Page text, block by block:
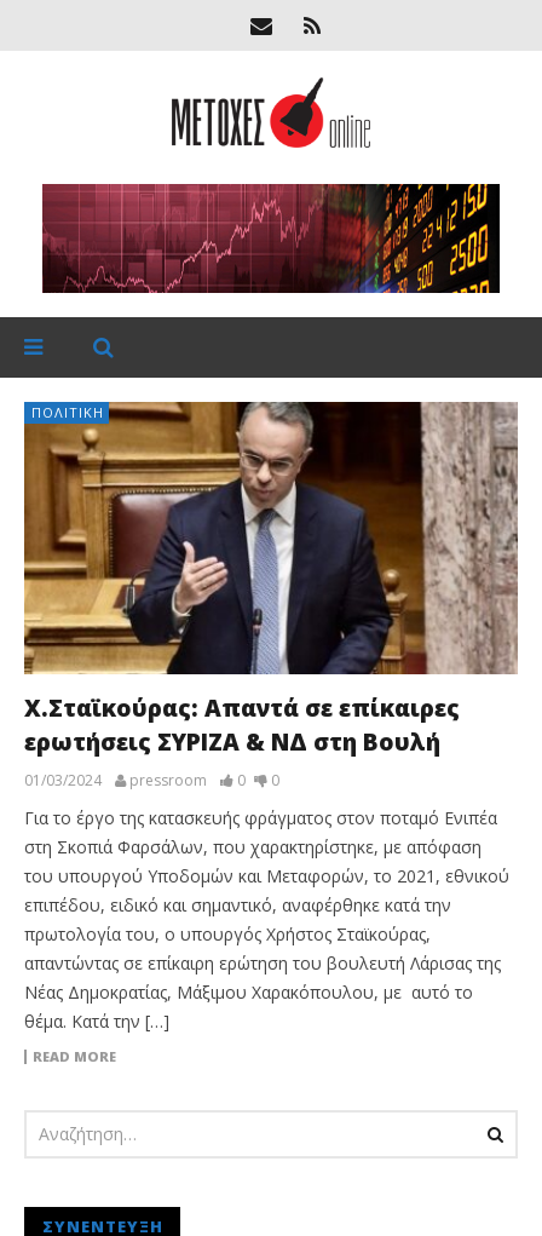
ΠΟΛΙΤΙΚΉ
Χ.Σταϊκούρας: Απαντά σε επίκαιρες
ερωτήσεις ΣΥΡΙΖΑ & ΝΔ στη Βουλή
01/03/2024 pressroom 0 0
Για το έργο της κατασκευής φράγματος στον ποταμό Ενιπέα
στη Σκοπιά Φαρσάλων, που χαρακτηρίστηκε, με απόφαση
του υπουργού Υποδομών και Μεταφορών, το 2021, εθνικού
επιπέδου, ειδικό και σημαντικό, αναφέρθηκε κατά την
πρωτολογία του, ο υπουργός Χρήστος Σταϊκούρας,
απαντώντας σε επίκαιρη ερώτηση του βουλευτή Λάρισας της
Νέας Δημοκρατίας, Μάξιμου Χαρακόπουλου, με αυτό το
θέμα. Κατά την […]
READ MORE
ΣΥΝΈΝΤΕΥΞΗ